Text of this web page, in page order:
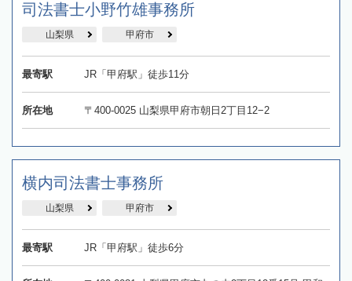
司法書士小野竹雄事務所
山梨県 甲府市
最寄駅 JR「甲府駅」徒歩11分
所在地 〒400-0025 山梨県甲府市朝日2丁目12−2
横内司法書士事務所
山梨県 甲府市
最寄駅 JR「甲府駅」徒歩6分